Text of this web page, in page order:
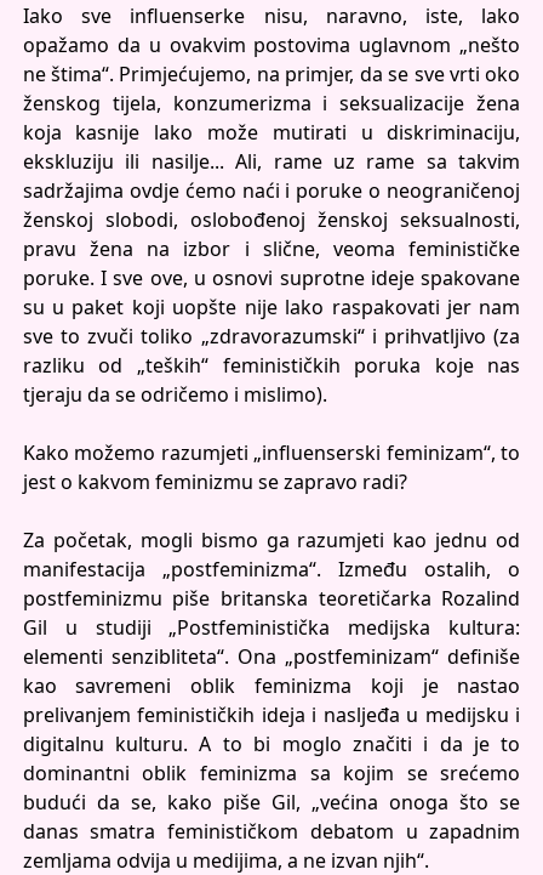
Iako sve influenserke nisu, naravno, iste, lako
opažamo da u ovakvim postovima uglavnom „nešto
ne štima“. Primjećujemo, na primjer, da se sve vrti oko
ženskog tijela, konzumerizma i seksualizacije žena
koja kasnije lako može mutirati u diskriminaciju,
ekskluziju ili nasilje... Ali, rame uz rame sa takvim
sadržajima ovdje ćemo naći i poruke o neograničenoj
ženskoj slobodi, oslobođenoj ženskoj seksualnosti,
pravu žena na izbor i slične, veoma feminističke
poruke. I sve ove, u osnovi suprotne ideje spakovane
su u paket koji uopšte nije lako raspakovati jer nam
sve to zvuči toliko „zdravorazumski“ i prihvatljivo (za
razliku od „teških“ feminističkih poruka koje nas
tjeraju da se odričemo i mislimo).
Kako možemo razumjeti „influenserski feminizam“, to
jest o kakvom feminizmu se zapravo radi?
Za početak, mogli bismo ga razumjeti kao jednu od
manifestacija „postfeminizma“. Između ostalih, o
postfeminizmu piše britanska teoretičarka Rozalind
Gil u studiji „Postfeministička medijska kultura:
elementi senzibliteta“. Ona „postfeminizam“ definiše
kao savremeni oblik feminizma koji je nastao
prelivanjem feminističkih ideja i nasljeđa u medijsku i
digitalnu kulturu. A to bi moglo značiti i da je to
dominantni oblik feminizma sa kojim se srećemo
budući da se, kako piše Gil, „većina onoga što se
danas smatra feminističkom debatom u zapadnim
zemljama odvija u medijima, a ne izvan njih“.